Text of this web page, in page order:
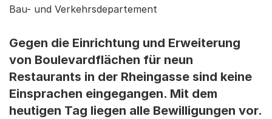
Bau- und Verkehrsdepartement
Gegen die Einrichtung und Erweiterung
von Boulevardflächen für neun
Restaurants in der Rheingasse sind keine
Einsprachen eingegangen. Mit dem
heutigen Tag liegen alle Bewilligungen vor.